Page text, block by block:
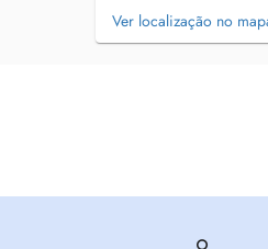
Ver localização no